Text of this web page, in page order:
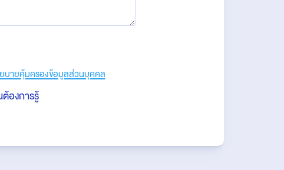
บายคุ้มครองข้อมูลส่วนบุคคล
องการรู้